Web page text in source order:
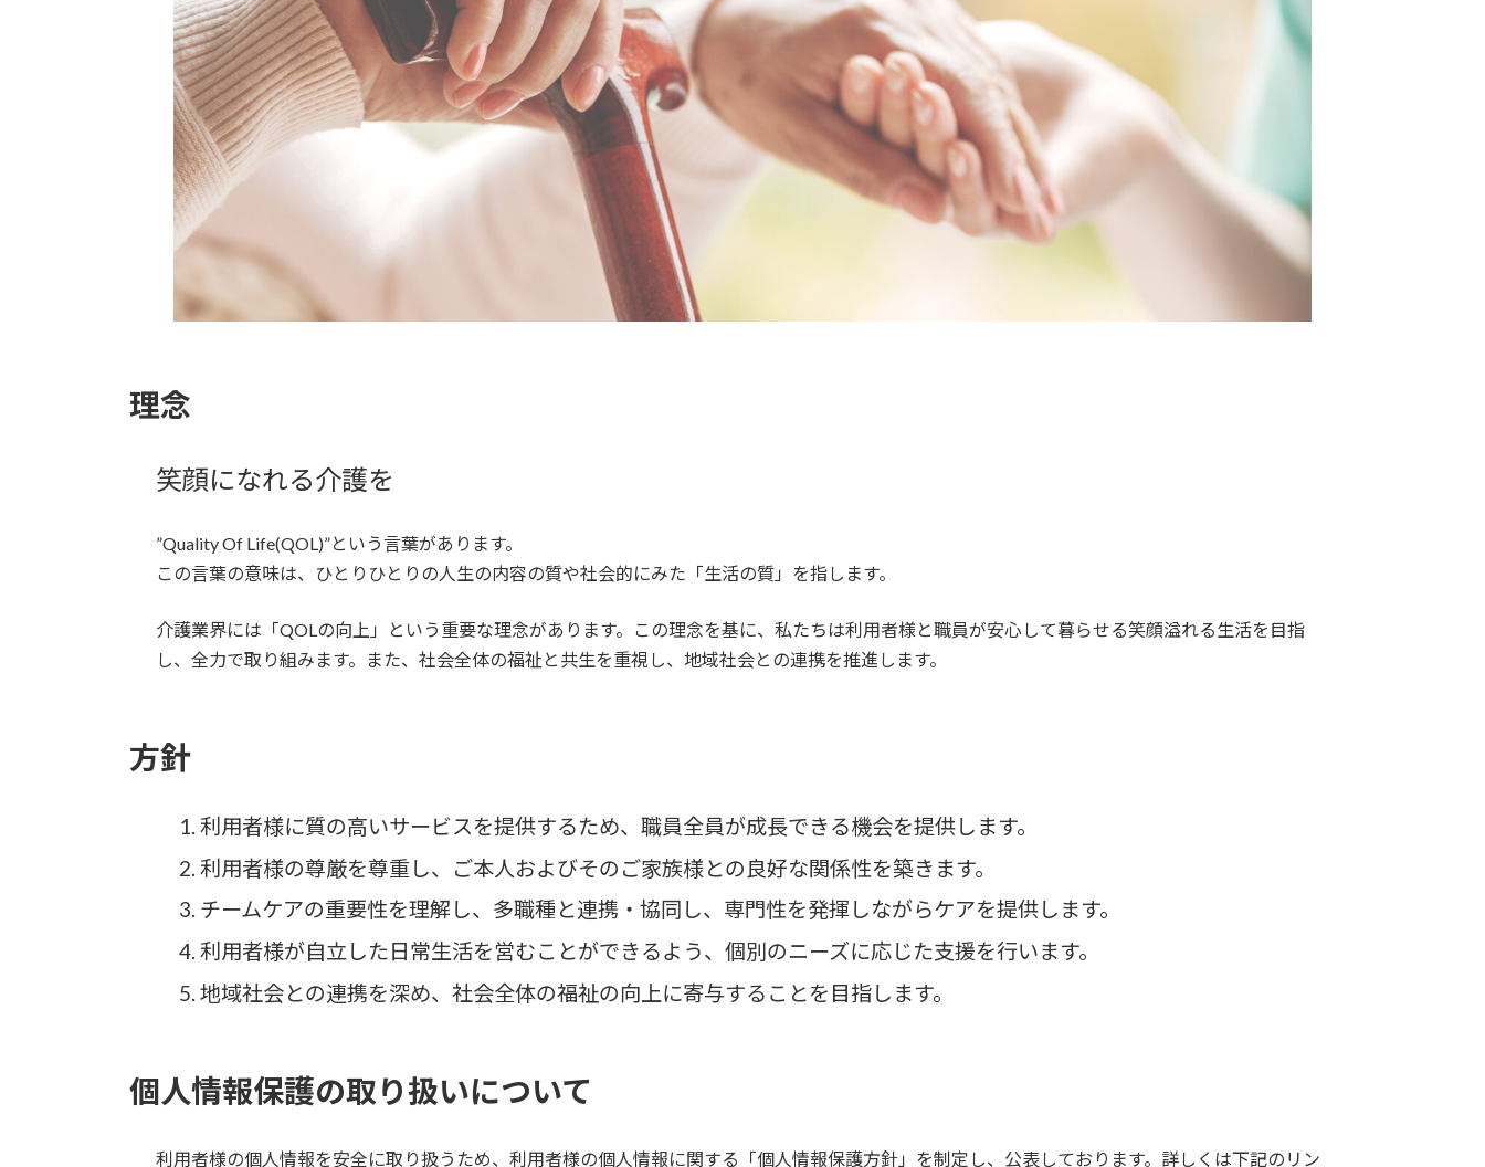
理念
笑顔になれる介護を
”Quality Of Life(QOL)”という言葉があります。
この言葉の意味は、ひとりひとりの人生の内容の質や社会的にみた「生活の質」を指します。
介護業界には「QOLの向上」という重要な理念があります。この理念を基に、私たちは利用者様と職員が安心して暮らせる笑顔溢れる生活を目指
し、全力で取り組みます。また、社会全体の福祉と共生を重視し、地域社会との連携を推進します。
方針
利用者様に質の高いサービスを提供するため、職員全員が成長できる機会を提供します。
利用者様の尊厳を尊重し、ご本人およびそのご家族様との良好な関係性を築きます。
チームケアの重要性を理解し、多職種と連携・協同し、専門性を発揮しながらケアを提供します。
利用者様が自立した日常生活を営むことができるよう、個別のニーズに応じた支援を行います。
地域社会との連携を深め、社会全体の福祉の向上に寄与することを目指します。
個人情報保護の取り扱いについて
利用者様の個人情報を安全に取り扱うため、利用者様の個人情報に関する「個人情報保護方針」を制定し、公表しております。詳しくは下記のリン